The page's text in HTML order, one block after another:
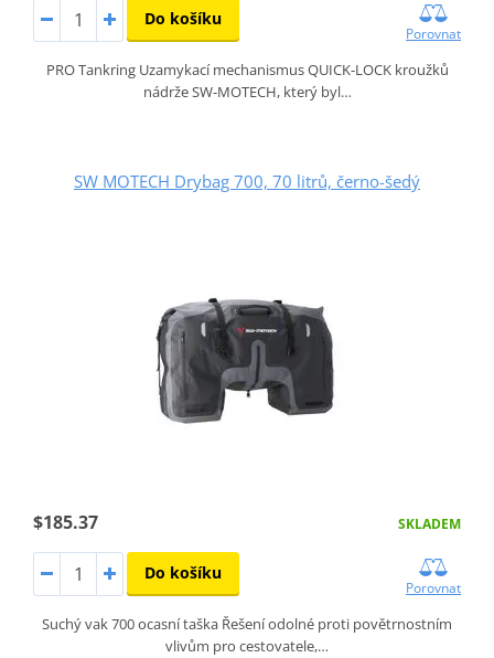
Do košíku
Porovnat
PRO Tankring Uzamykací mechanismus QUICK-LOCK kroužků
nádrže SW-MOTECH, který byl…
SW MOTECH Drybag 700, 70 litrů, černo-šedý
$185.37 SKLADEM
Do košíku
Porovnat
Suchý vak 700 ocasní taška Řešení odolné proti povětrnostním
vlivům pro cestovatele,…